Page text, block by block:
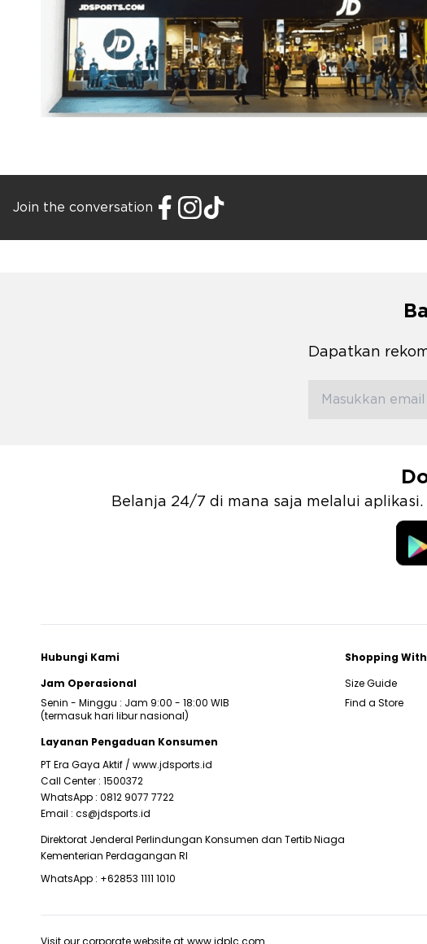
Join the conversation
Dapatkan
Belanja 24/7 di mana saja melalui
Hubungi Kami
Jam Operasional
Senin - Minggu : Jam 9:00 - 18:00 WIB
(termasuk hari libur nasional)
Layanan Pengaduan Konsumen
PT Era Gaya Aktif / www.jdsports.id
Call Center : 1500372
WhatsApp : 0812 9077 7722
Email : cs@jdsports.id
Direktorat Jenderal Perlindungan Konsumen dan Tertib Niaga
Kementerian Perdagangan RI
WhatsApp : +62853 1111 1010
Shopping With
Size Guide
Find a Store
Visit our corporate website at www.jdplc.com